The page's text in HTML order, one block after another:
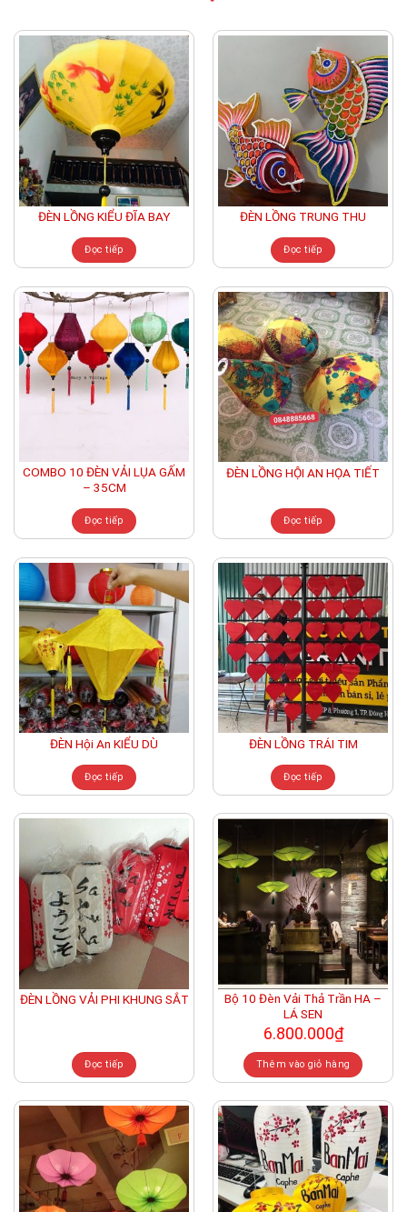
ĐÈN LỒNG KIỂU ĐĨA BAY
Đọc tiếp
ĐÈN LỒNG TRUNG THU
Đọc tiếp
COMBO 10 ĐÈN VẢI LỤA GẤM
– 35CM
Đọc tiếp
ĐÈN LỒNG HỘI AN HỌA TIẾT
Đọc tiếp
ĐÈN Hội An KIỂU DÙ
Đọc tiếp
ĐÈN LỒNG TRÁI TIM
Đọc tiếp
ĐÈN LỒNG VẢI PHI KHUNG SẮT
Đọc tiếp
Bộ 10 Đèn Vải Thả Trần HA –
LÁ SEN
6.800.000₫
Thêm vào giỏ hàng